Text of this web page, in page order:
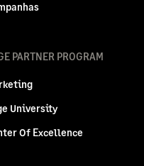
PARTNER PROGRAM
University
Of Excellence